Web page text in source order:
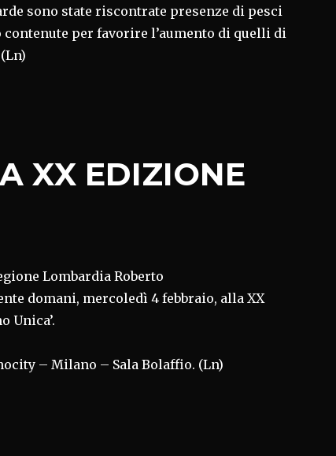
sono state riscontrate presenze di pesci
contenute per favorire l’aumento di quelli di
XX EDIZIONE
Lombardia Roberto
domani, mercoledì 4 febbraio, alla XX
Unica’.
– Milano – Sala Bolaffio. (Ln)